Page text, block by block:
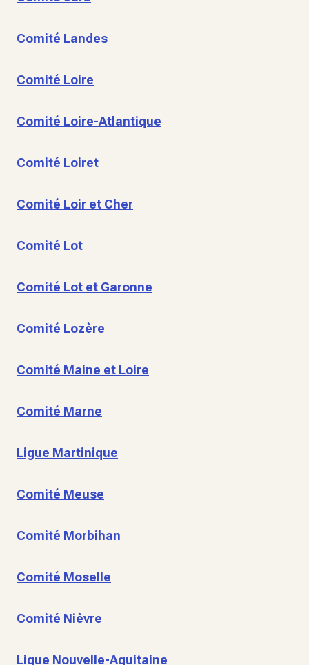
Comité Landes
Comité Loire
Comité Loire-Atlantique
Comité Loiret
Comité Loir et Cher
Comité Lot
Comité Lot et Garonne
Comité Lozère
Comité Maine et Loire
Comité Marne
Ligue Martinique
Comité Meuse
Comité Morbihan
Comité Moselle
Comité Nièvre
Ligue Nouvelle-Aquitaine